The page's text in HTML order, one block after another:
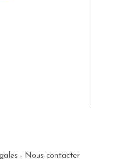
- Nous contacter